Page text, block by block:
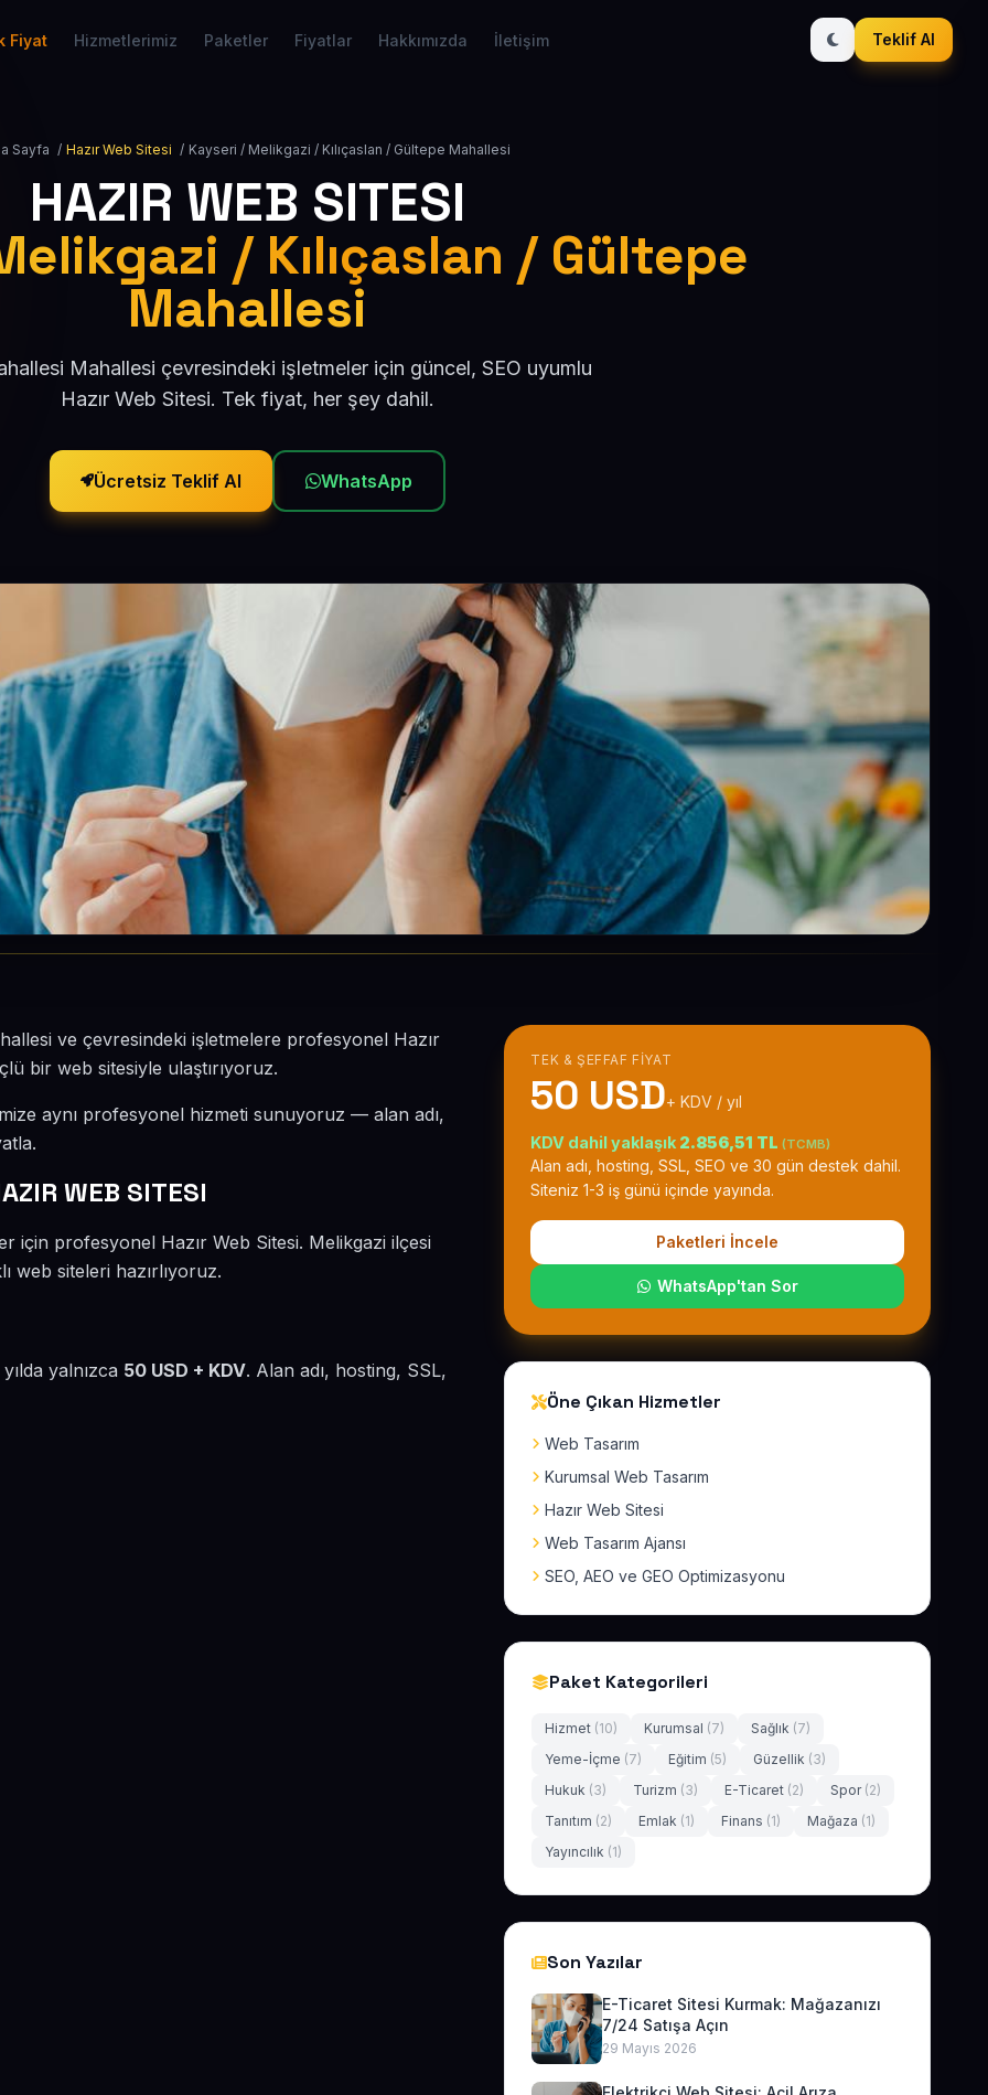
Fiyat Hizmetlerimiz Paketler Fiyatlar Hakkımızda İletişim Teklif Al
Sayfa / Hazır Web Sitesi / Kayseri / Melikgazi / Kılıçaslan / Gültepe Mahallesi
HAZIR WEB SITESI
/ Kılıçaslan / Gültepe
Mahallesi
Mahallesi çevresindeki işletmeler için güncel, SEO uyumlu
Hazır Web Sitesi. Tek fiyat, her şey dahil.
Ücretsiz Teklif Al WhatsApp
ve çevresindeki işletmelere profesyonel Hazır
bir web sitesiyle ulaştırıyoruz.
aynı profesyonel hizmeti sunuyoruz — alan adı,
WEB SITESI
için profesyonel Hazır Web Sitesi. Melikgazi ilçesi
web siteleri hazırlıyoruz.
yalnızca 50 USD + KDV. Alan adı, hosting, SSL,
TEK & ŞEFFAF FIYAT
50 USD+ KDV / yıl
KDV dahil yaklaşık 2.856,51 TL (TCMB)
Alan adı, hosting, SSL, SEO ve 30 gün destek dahil.
Siteniz 1-3 iş günü içinde yayında.
Paketleri İncele
WhatsApp'tan Sor
Öne Çıkan Hizmetler
Web Tasarım
Kurumsal Web Tasarım
Hazır Web Sitesi
Web Tasarım Ajansı
SEO, AEO ve GEO Optimizasyonu
Paket Kategorileri
Hizmet (10) Kurumsal (7) Sağlık (7)
Yeme-İçme (7) Eğitim (5) Güzellik (3)
Hukuk (3) Turizm (3) E-Ticaret (2) Spor (2)
Tanıtım (2) Emlak (1) Finans (1) Mağaza (1)
Yayıncılık (1)
Son Yazılar
E-Ticaret Sitesi Kurmak: Mağazanızı
7/24 Satışa Açın
29 Mayıs 2026